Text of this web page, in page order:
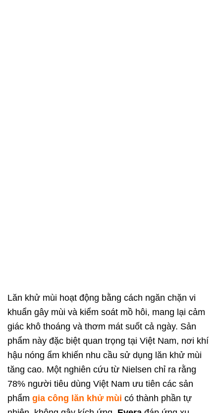
Lăn khử mùi hoạt động bằng cách ngăn chặn vi
khuẩn gây mùi và kiểm soát mồ hôi, mang lại cảm
giác khô thoáng và thơm mát suốt cả ngày. Sản
phẩm này đặc biệt quan trọng tại Việt Nam, nơi khí
hậu nóng ẩm khiến nhu cầu sử dụng lăn khử mùi
tăng cao. Một nghiên cứu từ Nielsen chỉ ra rằng
78% người tiêu dùng Việt Nam ưu tiên các sản
phẩm gia công lăn khử mùi có thành phần tự